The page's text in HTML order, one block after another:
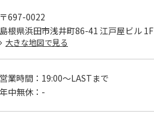
〒697-0022
島根県浜田市浅井町86-41 江戸屋ビル 1F
大きな地図で見る
営業時間： 19:00～LASTまで
年中無休： -